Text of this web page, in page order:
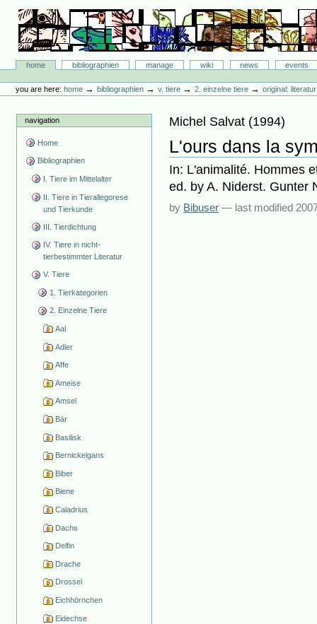
content.
navigation
Bibliographie-Portal
Sectionshome bibliographien manage wiki news
events
tools
you are here: home →bibliographien →v. tiere →2. einzelne tiere →original:
navigation
Home
Bibliographien
I. Tiere im Mittelalter
II. Tiere in Tierallegorese
und Tierkunde
III. Tierdichtung
IV. Tiere in nicht-
tierbestimmter Literatur
V. Tiere
1. Tierkategorien
2. Einzelne Tiere
Aal
Adler
Affe
Ameise
Amsel
Bär
Basilisk
Bernickelgans
Biber
Biene
Caladrius
Dachs
Delfin
Drache
Drossel
Eichhörnchen
Eidechse
Michel Salvat (1994)
L'ours dans la
In: L'animalité. Hommes
ed. by A. Niderst. Gunter
by Bibuser — last modified